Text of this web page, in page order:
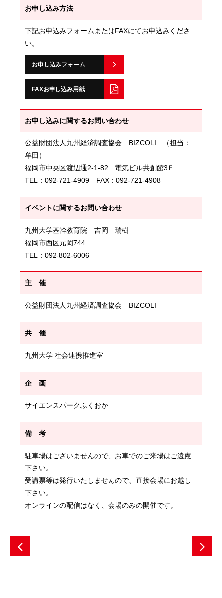
お申し込み方法
下記お申込みフォームまたはFAXにてお申込みくださ
い。
お申し込みフォーム
FAXお申し込み用紙
お申し込みに関するお問い合わせ
公益財団法人九州経済調査協会 BIZCOLI （担当：
牟田）
福岡市中央区渡辺通2-1-82 電気ビル共創館3Ｆ
TEL：092-721-4909 FAX：092-721-4908
イベントに関するお問い合わせ
九州大学基幹教育院 吉岡 瑞樹
福岡市西区元岡744
TEL：092-802-6006
主 催
公益財団法人九州経済調査協会 BIZCOLI
共 催
九州大学 社会連携推進室
企 画
サイエンスパークふくおか
備 考
駐車場はございませんので、お車でのご来場はご遠慮
下さい。
受講票等は発行いたしませんので、直接会場にお越し
下さい。
オンラインの配信はなく、会場のみの開催です。